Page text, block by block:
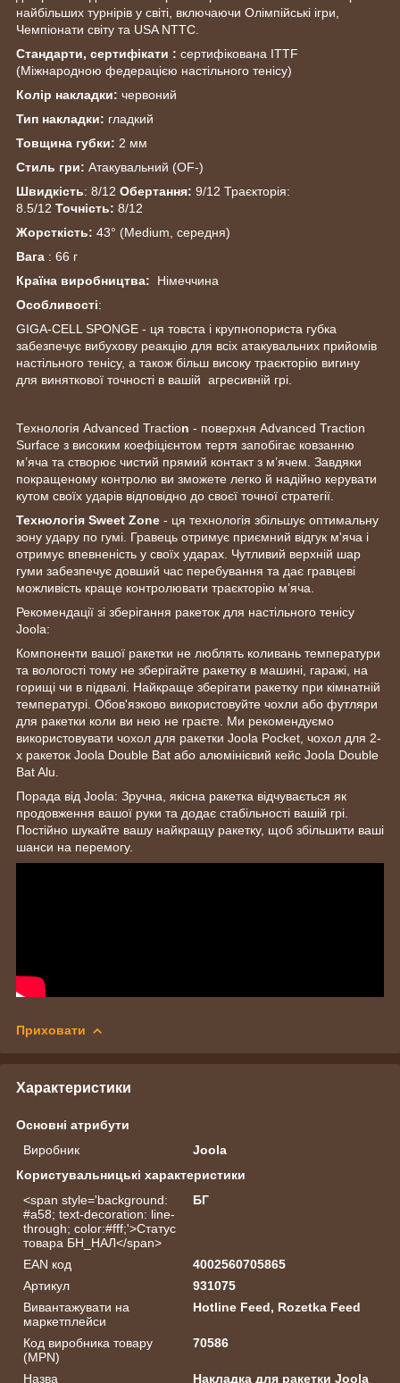
найбільших турнірів у світі, включаючи Олімпійські ігри,
Чемпіонати світу та USA NTTC.
Стандарти, сертифікати : сертифікована ITTF
(Міжнародною федерацією настільного тенісу)
Колір накладки: червоний
Тип накладки: гладкий
Товщина губки: 2 мм
Стиль гри: Атакувальний (OF-)
Швидкість: 8/12 Обертання: 9/12 Траєкторія:
8.5/12 Точність: 8/12
Жорсткість: 43° (Medium, середня)
Вага : 66 г
Країна виробництва: Німеччина
Особливості:
GIGA-CELL SPONGE - ця товста і крупнопориста губка
забезпечує вибухову реакцію для всіх атакувальних прийомів
настільного тенісу, а також більш високу траєкторію вигину
для виняткової точності в вашій агресивній грі.
Технологія Advanced Traction - поверхня Advanced Traction
Surface з високим коефіцієнтом тертя запобігає ковзанню
м’яча та створює чистий прямий контакт з м’ячем. Завдяки
покращеному контролю ви зможете легко й надійно керувати
кутом своїх ударів відповідно до своєї точної стратегії.
Технологія Sweet Zone - ця технологія збільшує оптимальну
зону удару по гумі. Гравець отримує приємний відгук м'яча і
отримує впевненість у своїх ударах. Чутливий верхній шар
гуми забезпечує довший час перебування та дає гравцеві
можливість краще контролювати траєкторію м’яча.
Рекомендації зі зберігання ракеток для настільного тенісу
Joola:
Компоненти вашої ракетки не люблять коливань температури
та вологості тому не зберігайте ракетку в машині, гаражі, на
горищі чи в підвалі. Найкраще зберігати ракетку при кімнатній
температурі. Обов'язково використовуйте чохли або футляри
для ракетки коли ви нею не граєте. Ми рекомендуємо
використовувати чохол для ракетки Joola Pocket, чохол для 2-
х ракеток Joola Double Bat або алюмінієвий кейс Joola Double
Bat Alu.
Порада від Joola: Зручна, якісна ракетка відчувається як
продовження вашої руки та додає стабільності вашій грі.
Постійно шукайте вашу найкращу ракетку, щоб збільшити ваші
шанси на перемогу.
Приховати
Характеристики
Основні атрибути
Виробник
Joola
Користувальницькі характеристики
<span style='background:
#a58; text-decoration: line-
through; color:#fff;'>Статус
товара БН_НАЛ</span>
БГ
EAN код
4002560705865
Артикул
931075
Вивантажувати на
маркетплейси
Hotline Feed, Rozetka Feed
Код виробника товару
(MPN)
70586
Назва Накладка для ракетки Joola